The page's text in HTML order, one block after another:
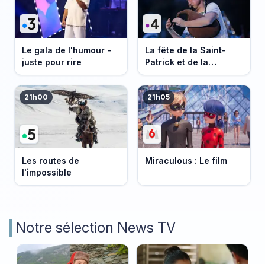
Le gala de l'humour -
juste pour rire
La fête de la Saint-
Patrick et de la
Bretagne
21h00
Les routes de
l'impossible
21h05
Miraculous : Le film
Notre sélection News TV